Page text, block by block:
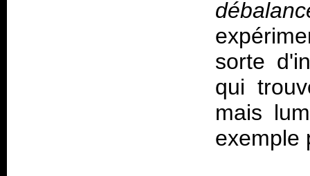
sorte
qui
mais
exemple